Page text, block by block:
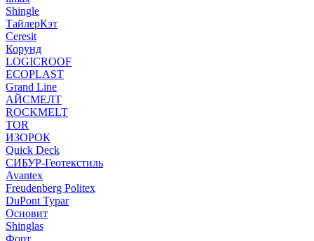
Shingle
ТайлерКэт
Ceresit
Корунд
LOGICROOF
ECOPLAST
Grand Line
АЙСМЕЛТ
ROCKMELT
TOR
ИЗОРОК
Quick Deck
СИБУР-Геотекстиль
Avantex
Freudenberg Politex
DuPont Typar
Основит
Shinglas
Форт